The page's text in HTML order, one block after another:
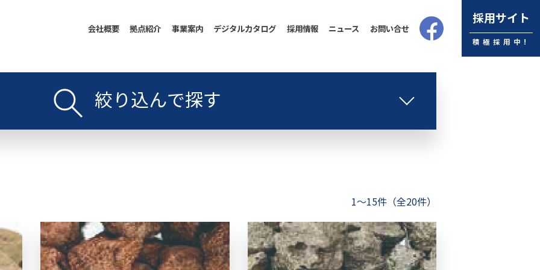
会社概要 拠点紹介 事業案内 デジタルカタログ 採用情報 ニュース お問い合せ
採用サイト
積極採用中!
絞り込んで探す
1〜15件（全20件）